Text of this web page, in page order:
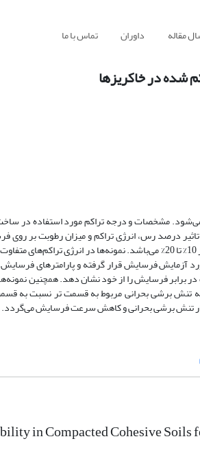
مقاله داوران تماس با ما
شده در خاکریزها
مشخصات و درجه تراکم مورد استفاده در
درصد رس، انرژی تراکم و میزان رطوبت بر
خاک‌های مورد آزمایش ترکیبی از ماسه با رس بنتونیت در درصدهای مختلف وزنی از 10% تا
آزمایش فرسایش قرار گرفته و پارامترهای
برابر فرسایش را از خود نشان دهد. همچنین
in Compacted Cohesive Soils